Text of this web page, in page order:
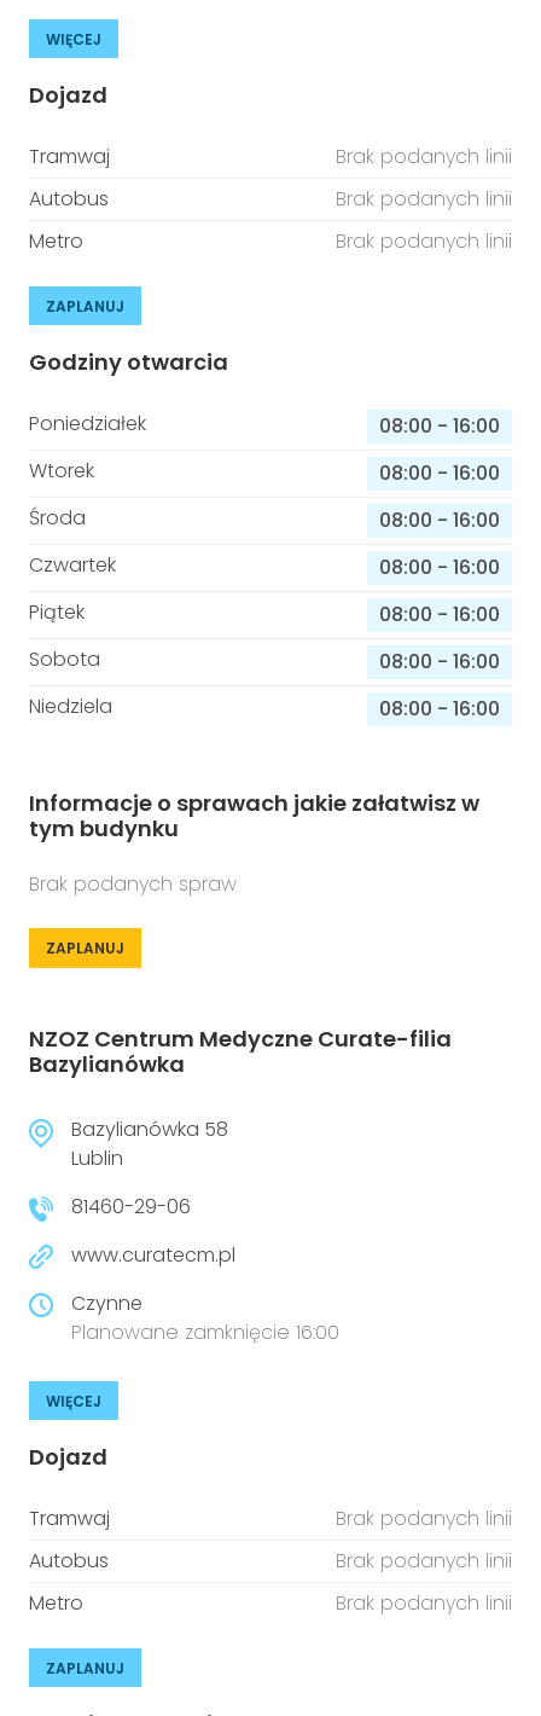
WIĘCEJ
Dojazd
Tramwaj
Brak podanych linii
Autobus
Brak podanych linii
Metro
Brak podanych linii
ZAPLANUJ
Godziny otwarcia
Poniedziałek 08:00 - 16:00
Wtorek
08:00 - 16:00
Środa
08:00 - 16:00
Czwartek
08:00 - 16:00
Piątek
08:00 - 16:00
Sobota
08:00 - 16:00
Niedziela
08:00 - 16:00
Informacje o sprawach jakie załatwisz w
tym budynku
Brak podanych spraw
ZAPLANUJ
NZOZ Centrum Medyczne Curate-filia
Bazylianówka
Bazylianówka 58
Lublin
81460-29-06
www.curatecm.pl
Czynne
Planowane zamknięcie 16:00
WIĘCEJ
Dojazd
Tramwaj
Brak podanych linii
Autobus
Brak podanych linii
Metro
Brak podanych linii
ZAPLANUJ